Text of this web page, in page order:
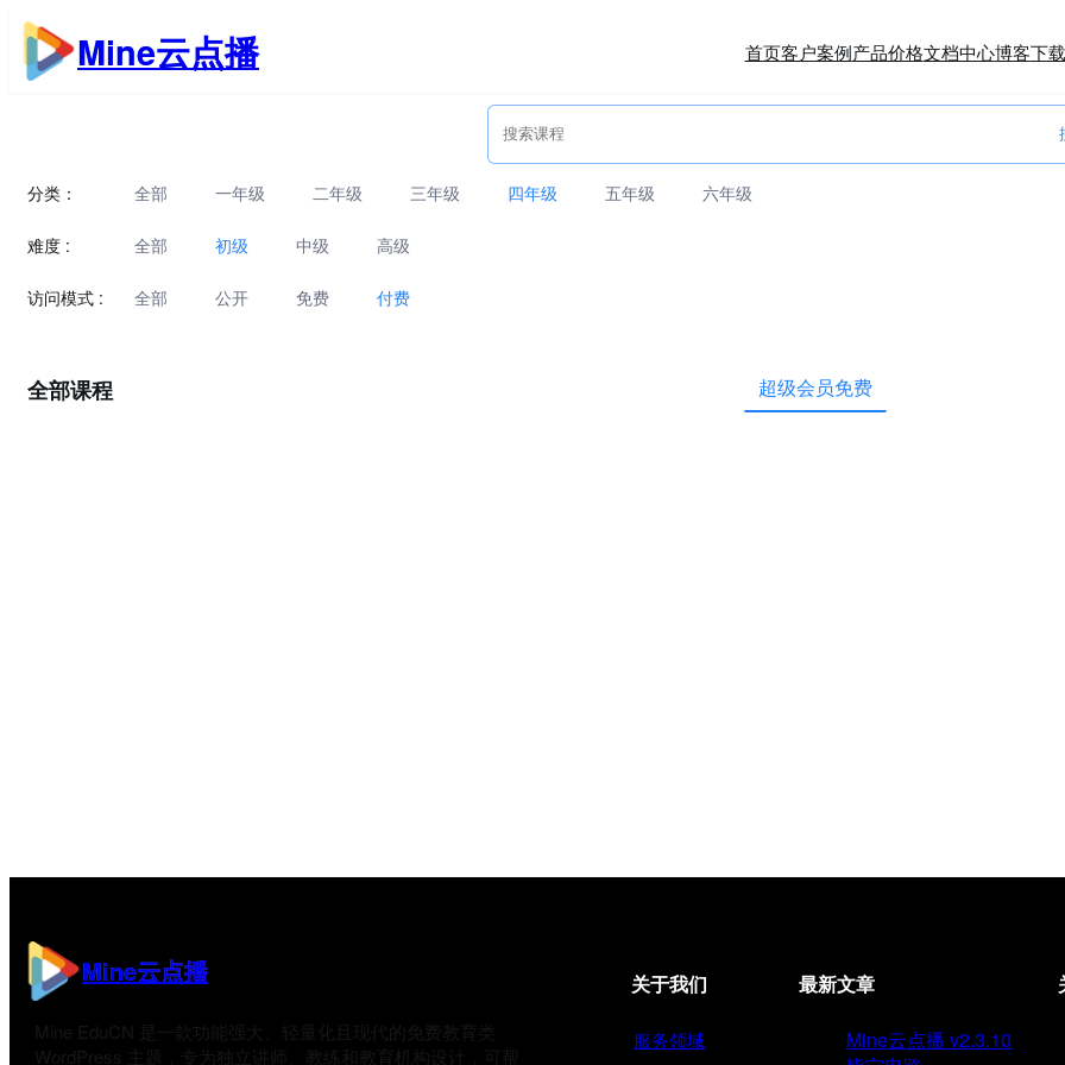
跳
至
内
Mine云点播 首页客户案例产品价格文档中心博客下载
分类： 全部 一年级 二年级 三年级 四年级 五年级 六年级
难度 : 全部 初级 中级 高级
访问模式 : 全部 公开 免费 付费
全部课程 超级会员免费
Mine云点播
Mine EduCN 是一款功能强大、轻量化且现代的免费教育类
WordPress 主题，专为独立讲师、教练和教育机构设计，可帮
关于我们
服务领域
最新文章
Mine云点播 v2.3.10